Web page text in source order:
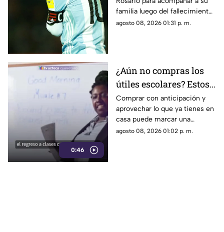
Cup
familia luego del fallecimiento
de Jorge Messi, por lo que no
agosto 08, 2026 01:31 p. m.
0:46
¿Aún no compras los
útiles escolares? Estos
consejos pueden
ayudarte a gastar
menos
Comprar con anticipación y
aprovechar lo que ya tienes en
casa puede marcar una
diferencia importante en el
agosto 08, 2026 01:02 p. m.